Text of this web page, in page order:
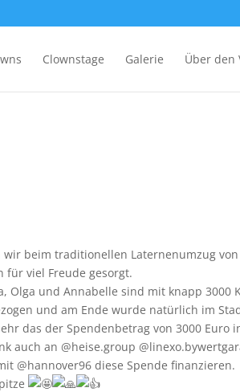
Clownstage Galerie Über den
wir beim traditionellen Laternenumzug
für viel Freude gesorgt.
Olga und Annabelle sind mit knapp 3000
und am Ende wurde natürlich im
das der Spendenbetrag von 3000 Euro
auch an @heise.group
@hannover96 diese Spende finanzieren.